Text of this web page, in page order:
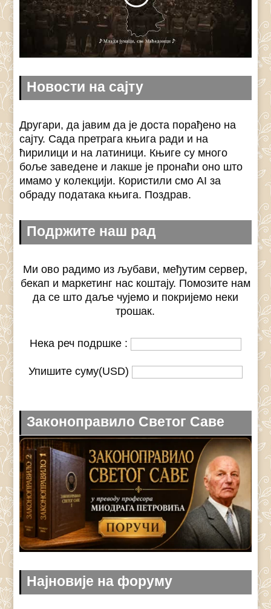
Новости на сајту
Другари, да јавим да је доста порађено на
сајту. Сада претрага књига ради и на
ћирилици и на латиници. Књиге су много
боље заведене и лакше је пронаћи оно што
имамо у колекцији. Користили смо AI за
обраду података књига. Поздрав.
Подржите наш рад
Ми ово радимо из љубави, међутим сервер,
бекап и маркетинг нас коштају. Помозите нам
да се што даље чујемо и покријемо неки
трошак.
Нека реч подршке :
Упишите суму(USD)
Законоправило Светог Саве
Најновије на форуму